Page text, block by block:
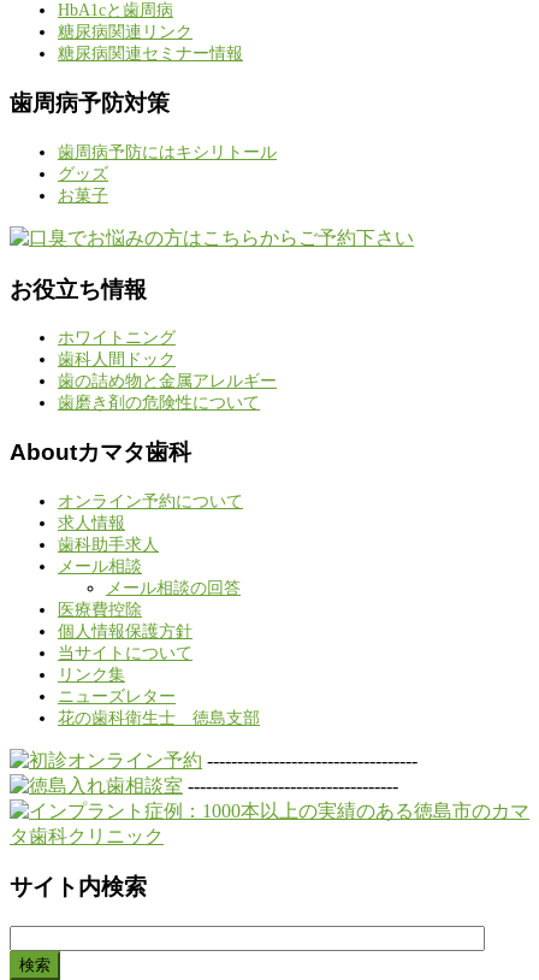
HbA1cと歯周病
糖尿病関連リンク
糖尿病関連セミナー情報
歯周病予防対策
歯周病予防にはキシリトール
グッズ
お菓子
お役立ち情報
ホワイトニング
歯科人間ドック
歯の詰め物と金属アレルギー
歯磨き剤の危険性について
Aboutカマタ歯科
オンライン予約について
求人情報
歯科助手求人
メール相談
メール相談の回答
医療費控除
個人情報保護方針
当サイトについて
リンク集
ニューズレター
花の歯科衛生士 徳島支部
-----------------------------------
-----------------------------------
サイト内検索
索: